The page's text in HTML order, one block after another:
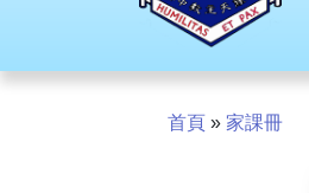
首頁 » 家課冊